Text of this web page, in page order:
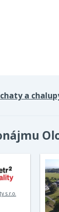
chaty a
s.r.o.